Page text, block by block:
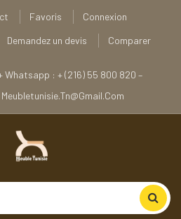
Favoris
Connexion
Demandez un devis Comparer
Whatsapp : + (216) 55 800 820 –
Meubletunisie.tn@gmail.com